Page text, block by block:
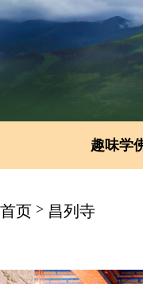
趣味学
首页 > 昌列寺